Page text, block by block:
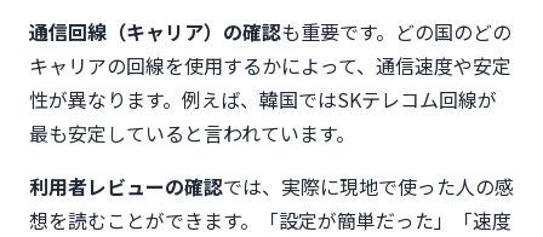
通信回線（キャリア）の確認も重要です。どの国のどの
キャリアの回線を使用するかによって、通信速度や安定
性が異なります。例えば、韓国ではSKテレコム回線が
最も安定していると言われています。
利用者レビューの確認では、実際に現地で使った人の感
想を読むことができます。「設定が簡単だった」「速度